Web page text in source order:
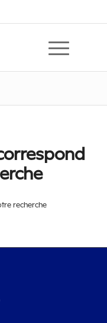
recherche